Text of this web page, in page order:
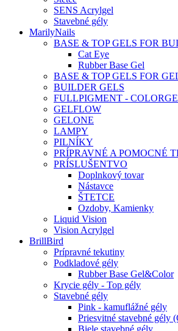
SENS Acrylgel
Stavebné gély
MarilyNails
BASE & TOP GELS FOR
Cat Eye
Rubber Base Gel
BASE & TOP GELS FOR
BUILDER GELS
FULLPIGMENT -
GELFLOW
GELONE
LAMPY
PILNÍKY
PRÍPRAVNÉ A POMOCNÉ
PRÍSLUŠENTVO
Doplnkový tovar
Nástavce
ŠTETCE
Ozdoby, Kamienky
Liquid Vision
Vision Acrylgel
BrillBird
Prípravné tekutiny
Podkladové gély
Rubber Base Gel&Color
Krycie gély - Top gély
Stavebné gély
Pink - kamuflážné gély
Priesvitné stavebné gély
Biele stavebné gély